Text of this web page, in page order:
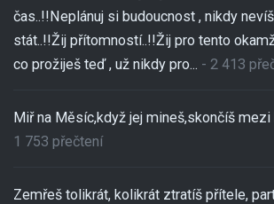
čas..!!Neplánuj si budoucnost , nikdy
stát..!!Žij přítomností..!!Žij pro tento
co prožiješ teď , už nikdy pro... - 2 413
Miř na Měsíc,když jej mineš,skončíš mezi
1 753 přečtení
Zemřeš tolikrát, kolikrát ztratíš přítele,